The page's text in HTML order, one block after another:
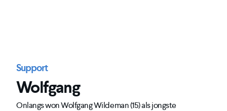
Support
Wolfgang
Onlangs won Wolfgang Wildeman (15) als jongste